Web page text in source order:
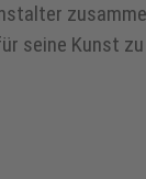
seine Kunst